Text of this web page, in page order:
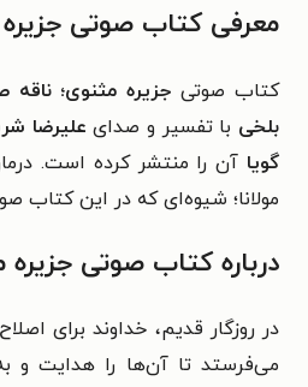
معرفی کتاب صوتی جزیره
کتاب صوتی جزیره مثنوی؛ ناقه
بلخی با تفسیر و صدای علیرضا
گویا آن را منتشر کرده است.
مولانا؛ شیوه‌ای که در این کتاب
درباره کتاب صوتی جزیره
در روزگار قدیم، خداوند برای
می‌فرستد تا آن‌ها را هدایت و